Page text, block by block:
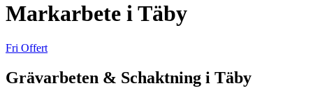
Markarbete i Täby
Fri Offert
Grävarbeten & Schaktning i Täby